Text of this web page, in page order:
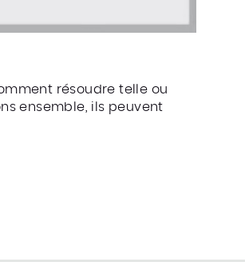
résoudre telle ou
ensemble, ils peuvent